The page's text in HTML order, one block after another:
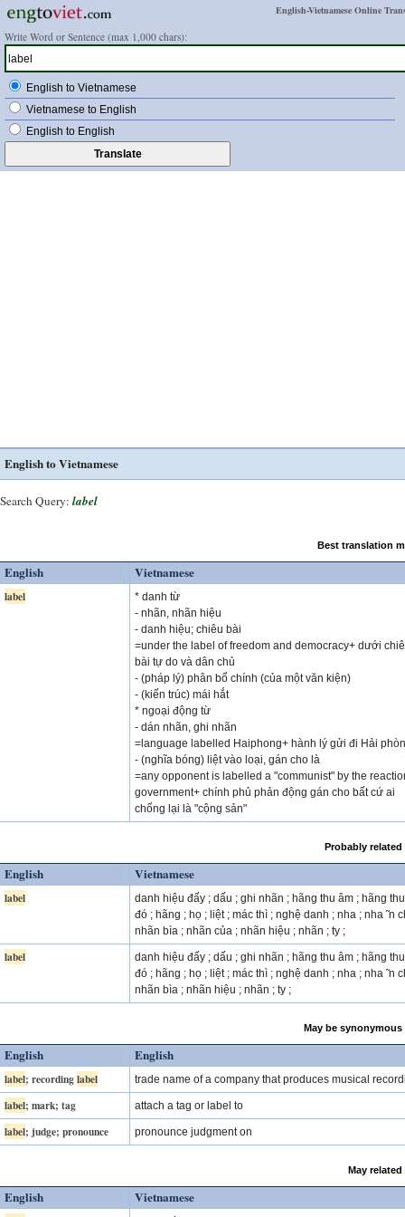
English-Vietnamese Online
Write Word or Sentence (max 1,000 chars):
English to Vietnamese
Vietnamese to English
English to English
English to Vietnamese
Search Query: label
Best translation
English Vietnamese
label
* danh từ
- nhãn, nhãn hiệu
- danh hiệu; chiêu bài
=under the label of freedom and democracy+ dưới
bài tự do và dân chủ
- (pháp lý) phân bổ chính (của một văn kiện)
- (kiến trúc) mái hắt
* ngoại động từ
- dán nhãn, ghi nhãn
=language labelled Haiphong+ hành lý gửi đi Hải
- (nghĩa bóng) liệt vào loại, gán cho là
=any opponent is labelled a "communist" by the
government+ chính phủ phản động gán cho bất cứ ai
chống lại là "cộng sản"
Probably
English Vietnamese
label
danh hiệu đấy ; dấu ; ghi nhãn ; hãng thu âm ; hãng
đó ; hãng ; họ ; liệt ; mác thì ; nghệ danh ; nha ; nha ̃ n
nhãn bìa ; nhãn của ; nhãn hiệu ; nhãn ; ty ;
label
danh hiệu đấy ; dấu ; ghi nhãn ; hãng thu âm ; hãng
đó ; hãng ; họ ; liệt ; mác thì ; nghệ danh ; nha ; nha ̃ n
nhãn bìa ; nhãn hiệu ; nhãn ; ty ;
May be
English English
label; recordinglabel trade name of a company that produces musical
label; mark; tag attach a tag or label to
label; judge; pronounce pronounce judgment on
May
English Vietnamese